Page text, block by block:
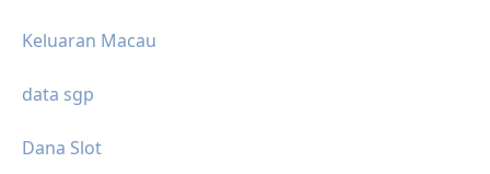
Keluaran Macau
data sgp
Dana Slot